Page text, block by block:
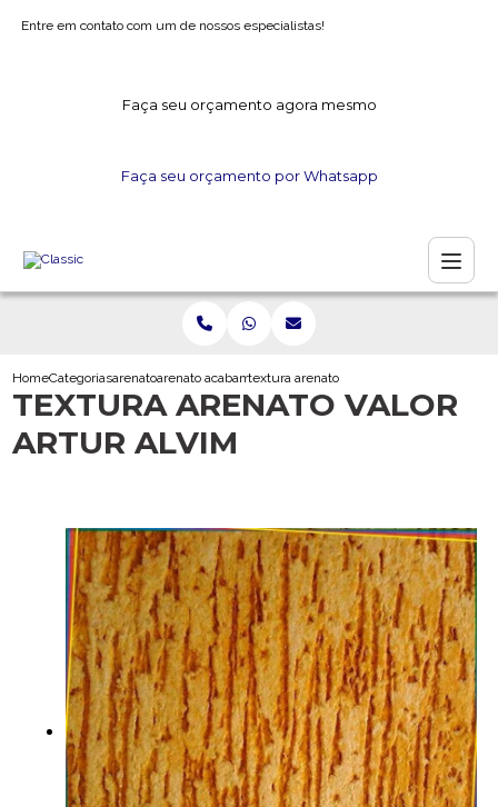
Entre em contato com um de nossos especialistas!
Faça seu orçamento agora mesmo
Faça seu orçamento por Whatsapp
HomeCategoriasarenatoarenato acabamentotextura arenato valor artur alvim
TEXTURA ARENATO VALOR
ARTUR ALVIM